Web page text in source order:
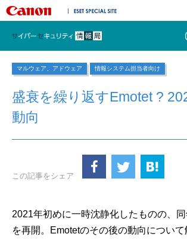
キヤノンマーケティングジャパ
サイバー
マルウェア、アドウェア 情報システム担当者向け
盛衰を繰り返すEmotet ?
動向
この記事をシェア
2021年初めに一時沈静化したものの、
を再開。Emotetのその後の動向について